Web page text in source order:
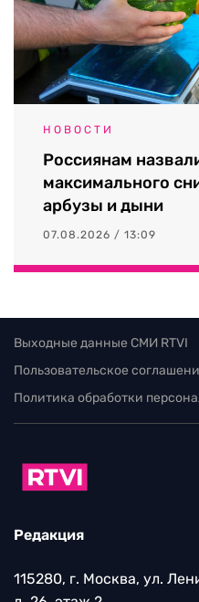
НОВОСТИ
Россиянам
максимального
арбузы и дыни
07.08.2026 / 13:09
Выходные данные СМИ RTVI
Пользовательское
Политика обработки
Редакция
115280, г. Москва, ул.